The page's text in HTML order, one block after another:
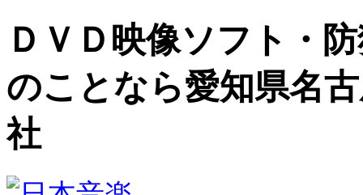
ＤＶＤ映像ソフト・
のことなら愛知県名
社